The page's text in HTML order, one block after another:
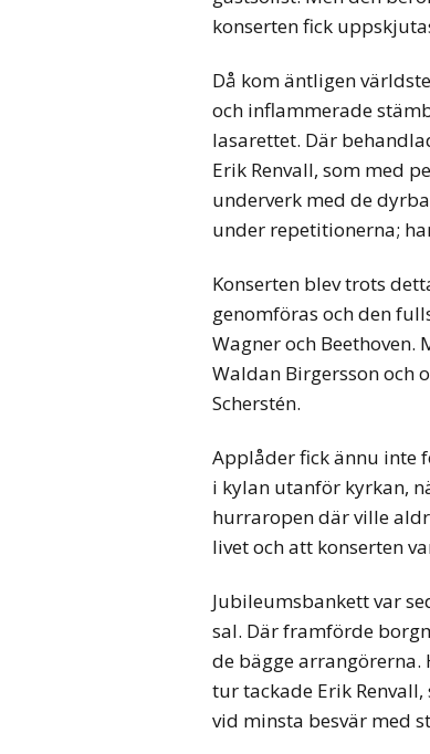
konserten fick
Då kom äntligen
och inflammerade
lasarettet. Där
Erik Renvall, som med
underverk med de
under repetitionerna;
Konserten blev trots
genomföras och den
Wagner och
Waldan Birgersson och
Scherstén.
Applåder fick ännu inte
i kylan utanför kyrkan,
hurraropen där ville
livet och att konserten
Jubileumsbankett var
sal. Där framförde
de bägge arrangörerna.
tur tackade Erik
vid minsta besvär med